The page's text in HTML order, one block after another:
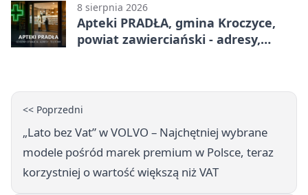
8 sierpnia 2026
Apteki PRADŁA, gmina Kroczyce,
powiat zawierciański - adresy,
<< Poprzedni
„Lato bez Vat” w VOLVO – Najchętniej wybrane
modele pośród marek premium w Polsce, teraz
korzystniej o wartość większą niż VAT